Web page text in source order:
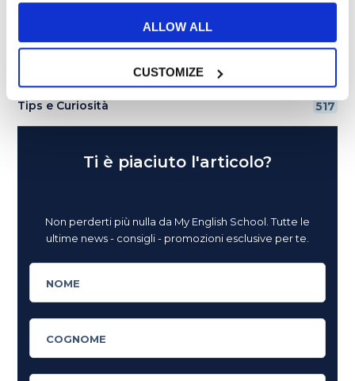
ALLOW ALL
CUSTOMIZE
Tips e Curiosità 517
Ti è piaciuto l'articolo?
Non perderti più nulla da My English School. Tutte le
ultime news - consigli - promozioni esclusive per te.